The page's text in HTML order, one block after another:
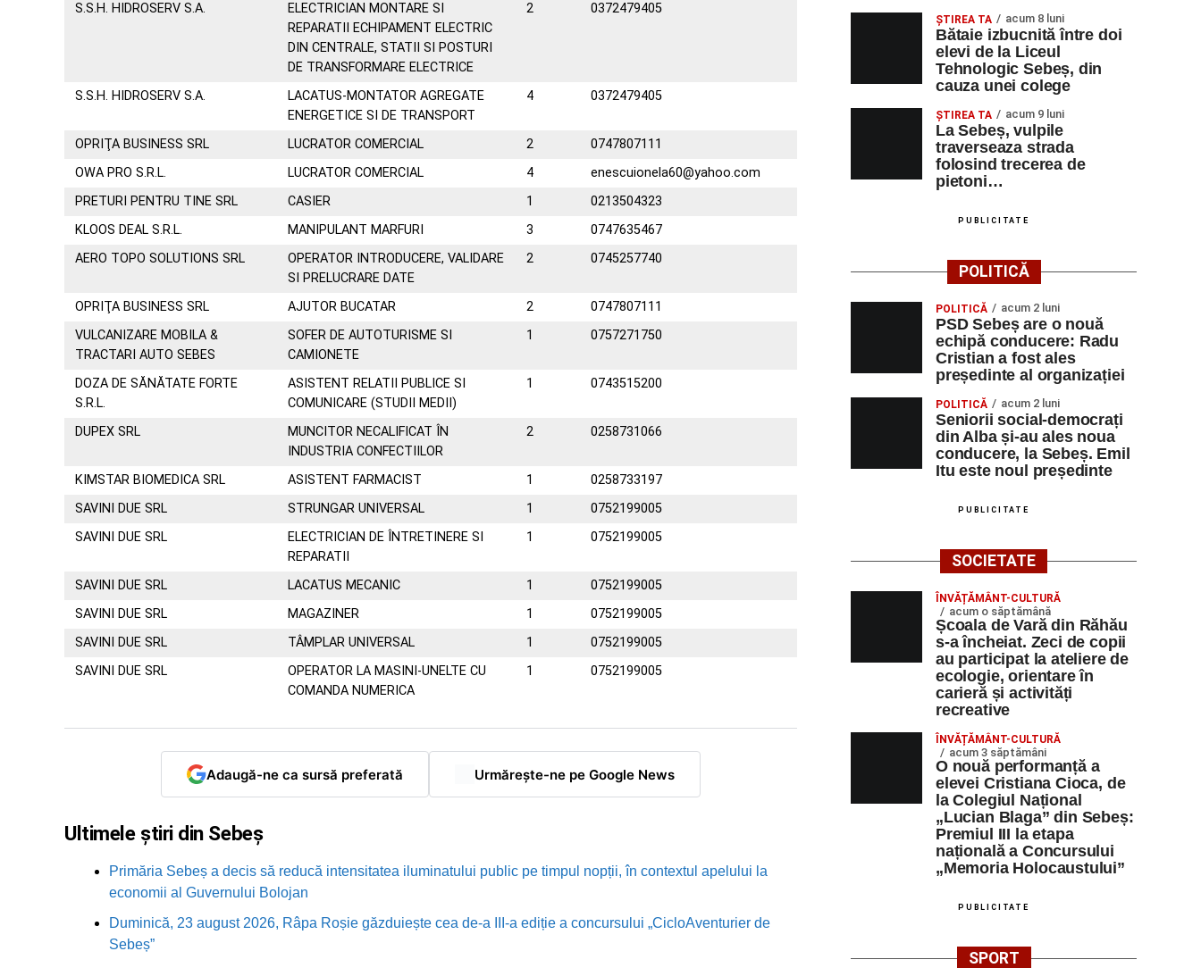
S.S.H. HIDROSERV S.A.
ELECTRICIAN MONTARE SI
REPARATII ECHIPAMENT ELECTRIC
DIN CENTRALE, STATII SI POSTURI
DE TRANSFORMARE ELECTRICE
2 0372479405
S.S.H. HIDROSERV S.A.
LACATUS-MONTATOR AGREGATE
ENERGETICE SI DE TRANSPORT
4 0372479405
OPRIŢA BUSINESS SRL LUCRATOR COMERCIAL 2
0747807111
OWA PRO S.R.L.
LUCRATOR COMERCIAL 4
enescuionela60@yahoo.com
PRETURI PENTRU TINE SRL
CASIER 1
0213504323
KLOOS DEAL S.R.L.
MANIPULANT MARFURI 3
0747635467
AERO TOPO SOLUTIONS SRL
OPERATOR INTRODUCERE, VALIDARE
SI PRELUCRARE DATE
2 0745257740
OPRIŢA BUSINESS SRL AJUTOR BUCATAR 2
0747807111
VULCANIZARE MOBILA &
TRACTARI AUTO SEBES
SOFER DE AUTOTURISME SI
CAMIONETE
1 0757271750
DOZA DE SĂNĂTATE FORTE
S.R.L.
ASISTENT RELATII PUBLICE SI
COMUNICARE (STUDII MEDII)
1 0743515200
DUPEX SRL
MUNCITOR NECALIFICAT ÎN
INDUSTRIA CONFECTIILOR
2 0258731066
KIMSTAR BIOMEDICA SRL ASISTENT FARMACIST 1
0258733197
SAVINI DUE SRL
STRUNGAR UNIVERSAL 1
0752199005
SAVINI DUE SRL
ELECTRICIAN DE ÎNTRETINERE SI
REPARATII
1 0752199005
SAVINI DUE SRL LACATUS MECANIC 1
0752199005
SAVINI DUE SRL
MAGAZINER 1
0752199005
SAVINI DUE SRL
TÂMPLAR UNIVERSAL 1
0752199005
SAVINI DUE SRL
OPERATOR LA MASINI-UNELTE CU
COMANDA NUMERICA
1 0752199005
Adaugă-ne ca sursă preferată Urmărește-ne pe Google News
Ultimele știri din Sebeș
Primăria Sebeș a decis să reducă intensitatea iluminatului public pe timpul nopții, în contextul apelului la
economii al Guvernului Bolojan
Duminică, 23 august 2026, Râpa Roșie găzduiește cea de-a III-a ediție a concursului „CicloAventurier de
Sebeș”
ŞTIREA TA acum 8 luni
Bătaie izbucnită între doi
elevi de la Liceul
Tehnologic Sebeș, din
cauza unei colege
ŞTIREA TA acum 9 luni
La Sebeș, vulpile
traverseaza strada
folosind trecerea de
pietoni…
PUBLICITATE
POLITICĂ
POLITICĂ acum 2 luni
PSD Sebeș are o nouă
echipă conducere: Radu
Cristian a fost ales
președinte al organizației
POLITICĂ acum 2 luni
Seniorii social-democrați
din Alba și-au ales noua
conducere, la Sebeș. Emil
Itu este noul președinte
PUBLICITATE
SOCIETATE
ÎNVĂȚĂMÂNT-CULTURĂ
acum o săptămână
Școala de Vară din Răhău
s-a încheiat. Zeci de copii
au participat la ateliere de
ecologie, orientare în
carieră și activități
recreative
ÎNVĂȚĂMÂNT-CULTURĂ
acum 3 săptămâni
O nouă performanță a
elevei Cristiana Cioca, de
la Colegiul Național
„Lucian Blaga” din Sebeș:
Premiul III la etapa
națională a Concursului
„Memoria Holocaustului”
PUBLICITATE
SPORT